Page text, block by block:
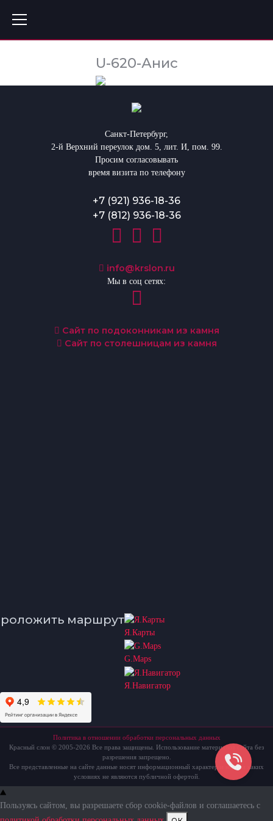
U-620-Анис
Санкт-Петербург,
2-й Верхний переулок дом. 5, лит. И, пом. 99.
Просим согласовывать
время визита по телефону
+7 (921) 936-18-36
+7 (812) 936-18-36
info@krslon.ru
Мы в соц сетях:
Сайт по подоконникам из камня
Сайт по столешницам из камня
маршрут
Я.Карты
G.Maps
Я.Навигатор
Политика в отношении обработки персональных данных
Красный слон © 2005-2026 Все права защищены. Использование материалов сайта без
разрешения запрещено.
Все представленные на сайте данные носят информационный характер и ни при каких
условиях не являются публичной офертой.
Пользуясь сайтом, вы разрешаете сбор cookie-файлов и соглашаетесь с